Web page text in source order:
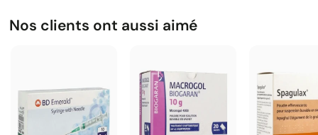
Nos clients ont aussi aimé